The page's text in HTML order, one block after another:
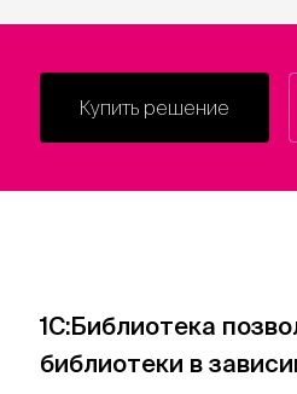
Купить решение
1С:Библиотека
библиотеки в